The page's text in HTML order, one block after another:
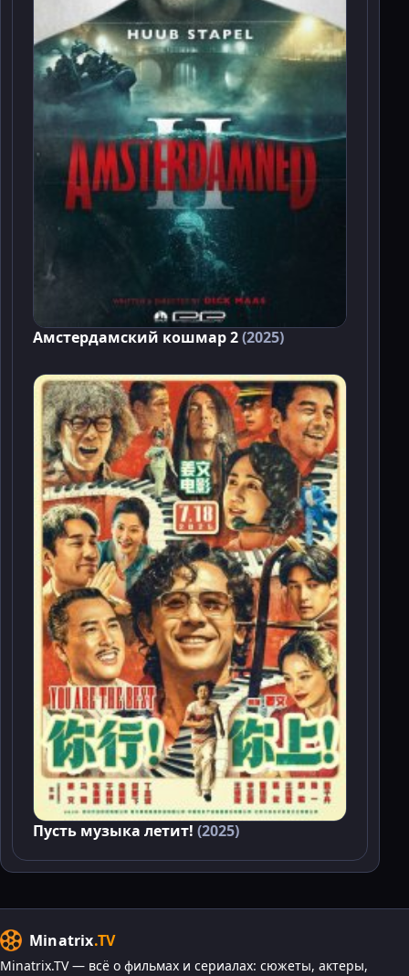
Амстердамский кошмар 2(2025)
Пусть музыка летит! (2025)
Minatrix.TV
Minatrix.TV — всё о фильмах и сериалах: сюжеты, актеры,